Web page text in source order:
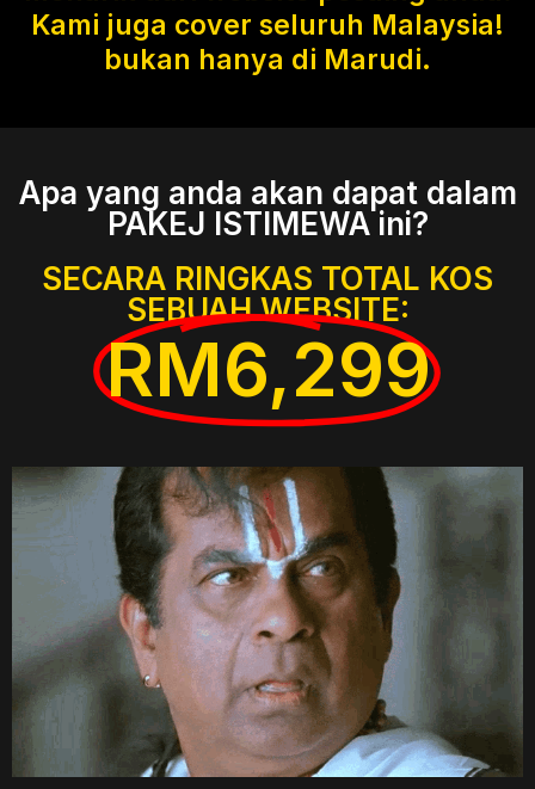
Kami juga cover seluruh Malaysia!
bukan hanya di Marudi.
Apa yang anda akan dapat dalam
PAKEJ ISTIMEWA ini?
SECARA RINGKAS TOTAL KOS
SEBUAH WEBSITE:
RM6,299